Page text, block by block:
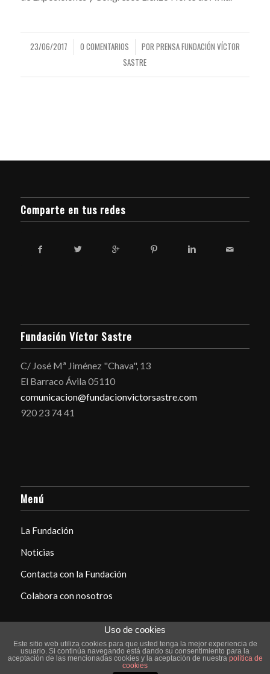
23/06/2017
/ 0 COMENTARIOS
/ POR PRENSA FUNDACIÓN VÍCTOR
SASTRE
Comparte en tus redes
Fundación Víctor Sastre
C/ José Mª Jiménez "Chava", 13
El Barraco Ávila 05110
comunicacion@fundacionvictorsastre.com
920 23 74 41
Menú
La Fundación
Noticias
Contacta con la Fundación
Colabora con nosotros
© Copyright - Fundación Víctor Sastre
Uso de cookies
Este sitio web utiliza cookies para que usted tenga la mejor experiencia de
usuario. Si continúa navegando está dando su consentimiento para la
aceptación de las mencionadas cookies y la aceptación de nuestra política de
cookies